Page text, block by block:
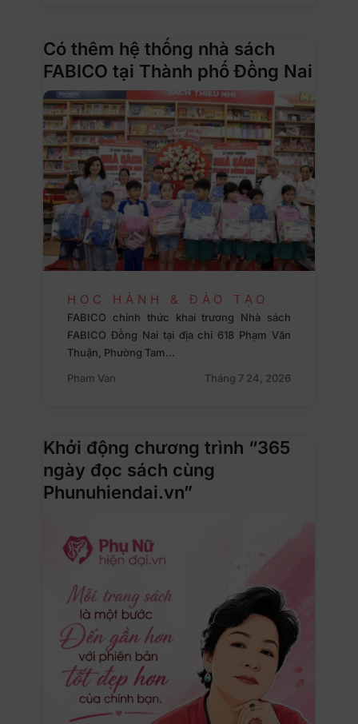
Có thêm hệ thống nhà sách
FABICO tại Thành phố Đồng Nai
HỌC HÀNH & ĐÀO TẠO
FABICO chính thức khai trương Nhà sách
FABICO Đồng Nai tại địa chỉ 618 Phạm Văn
Thuận, Phường Tam…
Pham Van
Tháng 7 24, 2026
Khởi động chương trình “365
ngày đọc sách cùng
Phunuhiendai.vn”